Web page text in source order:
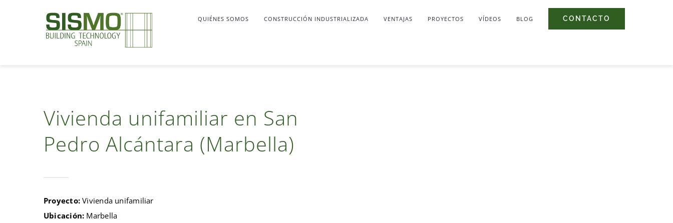
QUIÉNES SOMOS CONSTRUCCIÓN INDUSTRIALIZADA VENTAJAS PROYECTOS VÍDEOS BLOG CONTACTO
Vivienda unifamiliar en San
Pedro Alcántara (Marbella)
Proyecto:Vivienda unifamiliar
Ubicación: Marbella